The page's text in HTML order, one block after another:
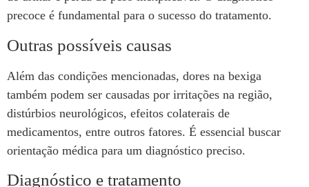
precoce é fundamental para o sucesso do tratamento.
Outras possíveis causas
Além das condições mencionadas, dores na bexiga
também podem ser causadas por irritações na região,
distúrbios neurológicos, efeitos colaterais de
medicamentos, entre outros fatores. É essencial buscar
orientação médica para um diagnóstico preciso.
Diagnóstico e tratamento